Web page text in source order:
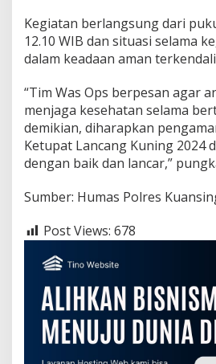
e
s
K
u
n
s
i
n
g
Kegiatan berlangsung dari
12.10 WIB dan situasi selama
dalam keadaan aman
“Tim Was Ops berpesan agar
menjaga kesehatan selama
demikian, diharapkan
Ketupat Lancang Kuning 2024
dengan baik dan lancar,”
Sumber: Humas Polres
Post Views: 678